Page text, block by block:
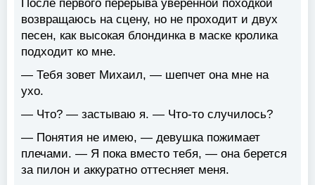
После первого перерыва уверенной походкой
возвращаюсь на сцену, но не проходит и двух
песен, как высокая блондинка в маске кролика
подходит ко мне.
— Тебя зовет Михаил, — шепчет она мне на
ухо.
— Что? — застываю я. — Что-то случилось?
— Понятия не имею, — девушка пожимает
плечами. — Я пока вместо тебя, — она берется
за пилон и аккуратно оттесняет меня.